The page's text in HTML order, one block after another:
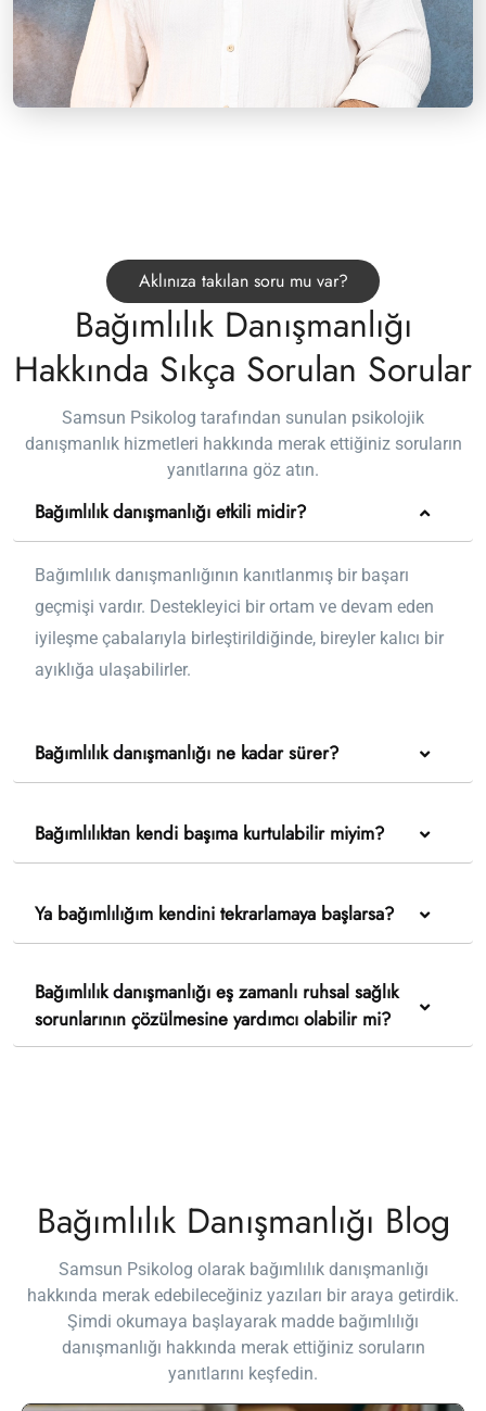
Aklınıza takılan soru mu var?
Bağımlılık Danışmanlığı
Hakkında Sıkça Sorulan Sorular
Samsun Psikolog tarafından sunulan psikolojik
danışmanlık hizmetleri hakkında merak ettiğiniz soruların
yanıtlarına göz atın.
Bağımlılık danışmanlığı etkili midir?
Bağımlılık danışmanlığının kanıtlanmış bir başarı
geçmişi vardır. Destekleyici bir ortam ve devam eden
iyileşme çabalarıyla birleştirildiğinde, bireyler kalıcı bir
ayıklığa ulaşabilirler.
Bağımlılık danışmanlığı ne kadar sürer?
Bağımlılıktan kendi başıma kurtulabilir miyim?
Ya bağımlılığım kendini tekrarlamaya başlarsa?
Bağımlılık danışmanlığı eş zamanlı ruhsal sağlık
sorunlarının çözülmesine yardımcı olabilir mi?
Bağımlılık Danışmanlığı Blog
Samsun Psikolog olarak bağımlılık danışmanlığı
hakkında merak edebileceğiniz yazıları bir araya getirdik.
Şimdi okumaya başlayarak madde bağımlılığı
danışmanlığı hakkında merak ettiğiniz soruların
yanıtlarını keşfedin.